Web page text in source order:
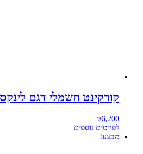
קורקינט חשמלי דגם לינקס LYNX
₪6,200
לפרטים נוספים
מבצע!